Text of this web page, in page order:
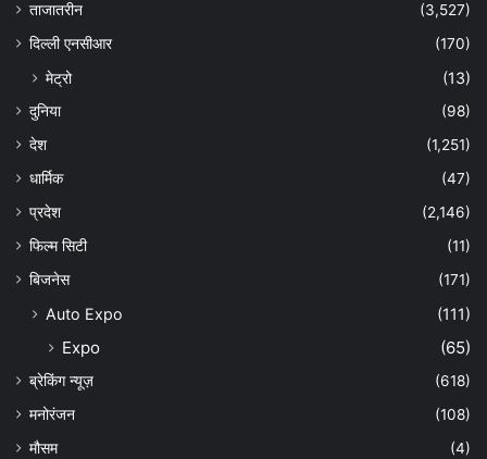
ताजातरीन
(3,527)
दिल्ली एनसीआर
(170)
मेट्रो (13)
दुनिया
(98)
देश
(1,251)
धार्मिक
(47)
प्रदेश
(2,146)
फिल्म सिटी
(11)
बिजनेस
(171)
Auto Expo (111)
Expo (65)
ब्रेकिंग न्यूज़
(618)
मनोरंजन
(108)
मौसम
(4)